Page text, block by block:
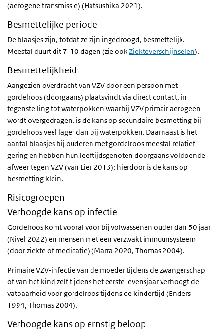
(aerogene transmissie) (Hatsushika 2021).
Besmettelijke periode
De blaasjes zijn, totdat ze zijn ingedroogd, besmettelijk.
Meestal duurt dit 7-10 dagen (zie ookZiekteverschijnselen).
Besmettelijkheid
Aangezien overdracht van VZV door een persoon met
gordelroos (doorgaans) plaatsvindt via direct contact, in
tegenstelling tot waterpokken waarbij VZV primair aerogeen
wordt overgedragen, is de kans op secundaire besmetting bij
gordelroos veel lager dan bij waterpokken. Daarnaast is het
aantal blaasjes bij ouderen met gordelroos meestal relatief
gering en hebben hun leeftijdsgenoten doorgaans voldoende
afweer tegen VZV (van Lier 2013); hierdoor is de kans op
besmetting klein.
Risicogroepen
Verhoogde kans op infectie
Gordelroos komt vooral voor bij volwassenen ouder dan 50 jaar
(Nivel 2022) en mensen met een verzwakt immuunsysteem
(door ziekte of medicatie) (Marra 2020, Thomas 2004).
Primaire VZV-infectie van de moeder tijdens de zwangerschap
of van het kind zelf tijdens het eerste levensjaar verhoogt de
vatbaarheid voor gordelroos tijdens de kindertijd (Enders
1994, Thomas 2004).
Verhoogde kans op ernstig beloop